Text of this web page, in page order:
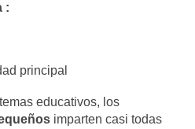
:
principal
educativos, los
imparten casi todas